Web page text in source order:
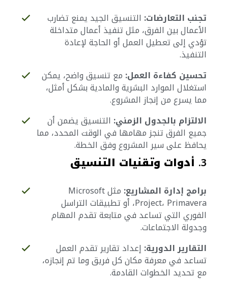
تجنب التعارضات: التنسيق الجيد يمنع تضارب
الأعمال بين الفرق، مثل تنفيذ أعمال متداخلة
تؤدي إلى تعطيل العمل أو الحاجة لإعادة
التنفيذ.
تحسين كفاءة العمل: مع تنسيق واضح، يمكن
استغلال الموارد البشرية والمادية بشكل أمثل،
مما يسرع من إنجاز المشروع.
الالتزام بالجدول الزمني: التنسيق يضمن أن
جميع الفرق تنجز مهامها في الوقت المحدد، مما
يحافظ على سير المشروع وفق الخطة.
3. أدوات وتقنيات التنسيق
برامج إدارة المشاريع: مثل Microsoft
Project، Primavera، أو تطبيقات التراسل
الفوري التي تساعد في متابعة تقدم المهام
وجدولة الاجتماعات.
التقارير الدورية: إعداد تقارير تقدم العمل
تساعد في معرفة مكان كل فريق وما تم إنجازه،
مع تحديد الخطوات القادمة.